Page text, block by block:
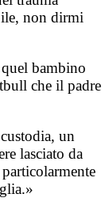
non dirmi
bambino
che il padre
un
lasciato da